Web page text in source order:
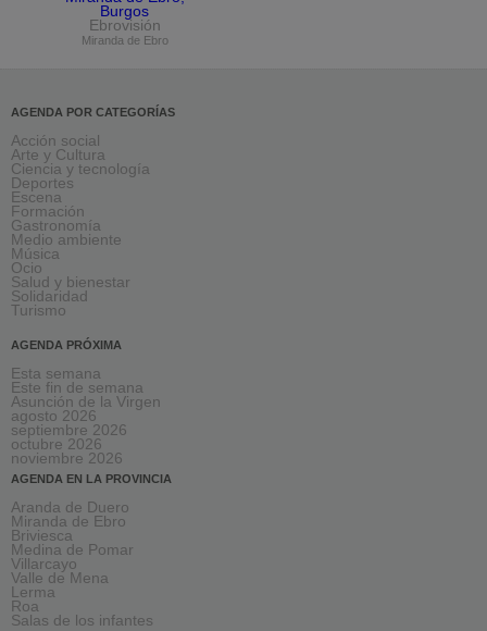
Ebrovisión
Miranda de Ebro
AGENDA POR CATEGORÍAS
Acción social
Arte y Cultura
Ciencia y tecnología
Deportes
Escena
Formación
Gastronomía
Medio ambiente
Música
Ocio
Salud y bienestar
Solidaridad
Turismo
AGENDA PRÓXIMA
Esta semana
Este fin de semana
Asunción de la Virgen
agosto 2026
septiembre 2026
octubre 2026
noviembre 2026
AGENDA EN LA PROVINCIA
Aranda de Duero
Miranda de Ebro
Briviesca
Medina de Pomar
Villarcayo
Valle de Mena
Lerma
Roa
Salas de los infantes